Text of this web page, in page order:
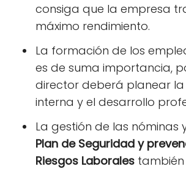
consiga que la empresa
máximo rendimiento.
La formación de los
es de suma importancia,
director deberá planear
interna y el desarrollo
La gestión de las nóminas
Plan de Seguridad y
Riesgos Laborales